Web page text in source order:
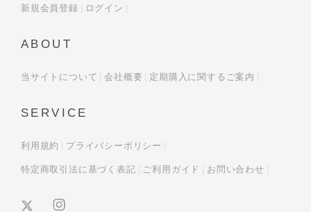
新規会員登録 ログイン
ABOUT
当サイトについて 会社概要 定期購入に関するご案内
SERVICE
利用規約 プライバシーポリシー
特定商取引法に基づく表記 ご利用ガイド お問い合わせ